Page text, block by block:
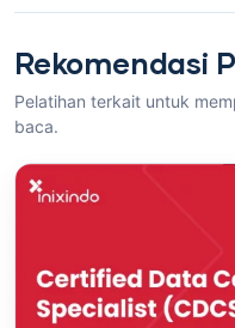
Rekomendasi
Pelatihan terkait untuk
baca.